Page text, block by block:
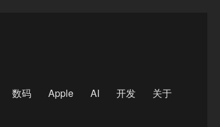
数码 Apple AI 开发 关于